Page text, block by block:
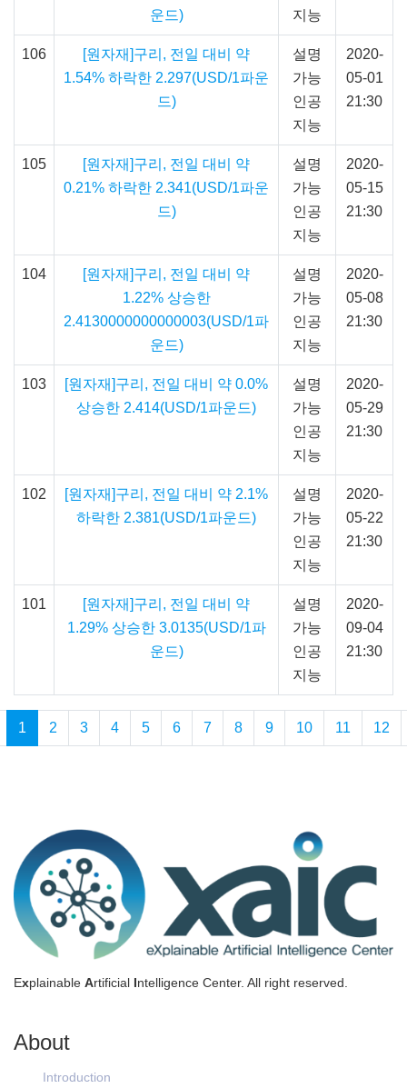
운드)
지능
106
[원자재]구리, 전일 대비 약
1.54% 하락한 2.297(USD/1파운
드)
설명
가능
인공
지능
2020-
05-01
21:30
105
[원자재]구리, 전일 대비 약
0.21% 하락한 2.341(USD/1파운
드)
설명
가능
인공
지능
2020-
05-15
21:30
104
[원자재]구리, 전일 대비 약
1.22% 상승한
2.4130000000000003(USD/1파
운드)
설명
가능
인공
지능
2020-
05-08
21:30
103
[원자재]구리, 전일 대비 약 0.0%
상승한 2.414(USD/1파운드)
설명
가능
인공
지능
2020-
05-29
21:30
102
[원자재]구리, 전일 대비 약 2.1%
하락한 2.381(USD/1파운드)
설명
가능
인공
지능
2020-
05-22
21:30
101
[원자재]구리, 전일 대비 약
1.29% 상승한 3.0135(USD/1파
운드)
설명
가능
인공
지능
2020-
09-04
21:30
1 2 3 4 5 6 7 8 9 10 11 12
Explainable Artificial Intelligence Center. All right reserved.
About
Introduction